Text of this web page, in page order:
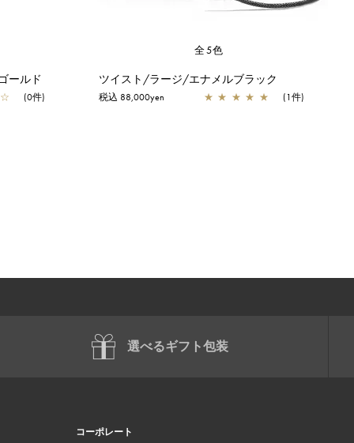
ールド
☆ (0件)
全5色
ツイスト/ラージ/エナメルブラック
税込 88,000yen ★ ★ ★ ★ ★ (1件)
選べるギフト包装
コーポレート